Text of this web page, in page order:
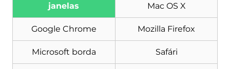
janelas Mac OS X
Google Chrome Mozilla Firefox
Microsoft borda Safári